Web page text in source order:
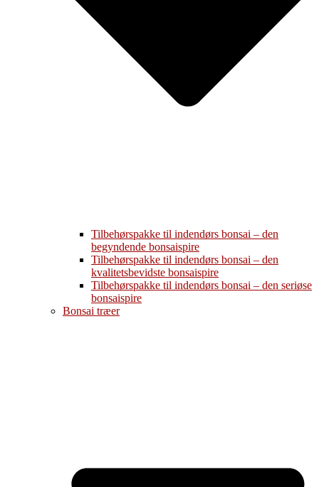
Tilbehørspakke til indendørs bonsai – den
begyndende bonsaispire
Tilbehørspakke til indendørs bonsai – den
kvalitetsbevidste bonsaispire
Tilbehørspakke til indendørs bonsai – den seriøse
bonsaispire
Bonsai træer